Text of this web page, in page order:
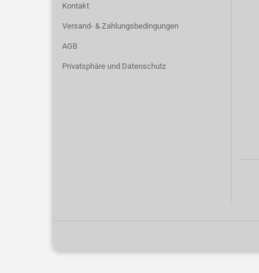
Kontakt
Versand- & Zahlungsbedingungen
AGB
Privatsphäre und Datenschutz